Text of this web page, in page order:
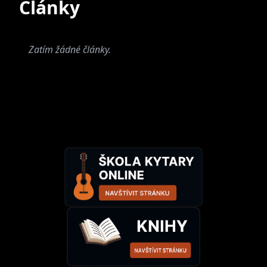
Čierny krištáľ (2004)
Q7 (1994)
"Oaken Dragons" a "The Thrall and the
Master" The Journeys and Experiences of
Death ( Helheim , 2006)
"Jáma pekel" ( cover Master's Hammer )
Ezkaton ( Behemoth , 2008
Články
Zatím žádné články.